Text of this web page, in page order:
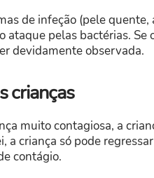
de infeção (pele
ataque pelas bactérias.
devidamente observada.
crianças
muito contagiosa, a
a criança só pode
contágio.